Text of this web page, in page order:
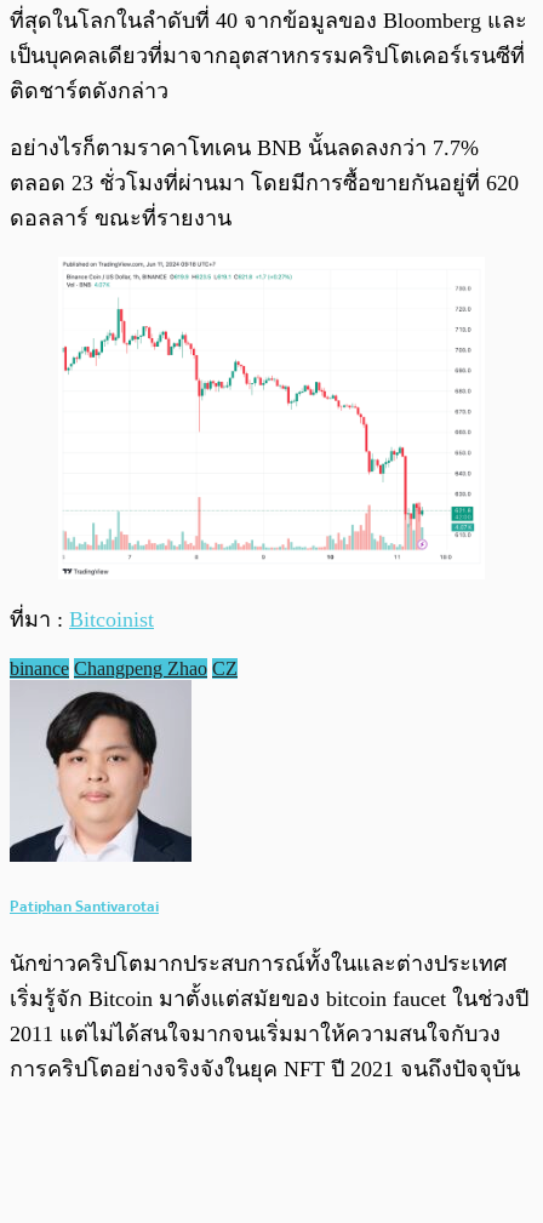
ที่สุดในโลกในลำดับที่ 40 จากข้อมูลของ Bloomberg และ
เป็นบุคคลเดียวที่มาจากอุตสาหกรรมคริปโตเคอร์เรนซีที่
ติดชาร์ตดังกล่าว
อย่างไรก็ตามราคาโทเคน BNB นั้นลดลงกว่า 7.7%
ตลอด 23 ชั่วโมงที่ผ่านมา โดยมีการซื้อขายกันอยู่ที่ 620
ดอลลาร์ ขณะที่รายงาน
ที่มา : Bitcoinist
binance Changpeng Zhao CZ
Patiphan Santivarotai
นักข่าวคริปโตมากประสบการณ์ทั้งในและต่างประเทศ
เริ่มรู้จัก Bitcoin มาตั้งแต่สมัยของ bitcoin faucet ในช่วงปี
2011 แต่ไม่ได้สนใจมากจนเริ่มมาให้ความสนใจกับวง
การคริปโตอย่างจริงจังในยุค NFT ปี 2021 จนถึงปัจจุบัน